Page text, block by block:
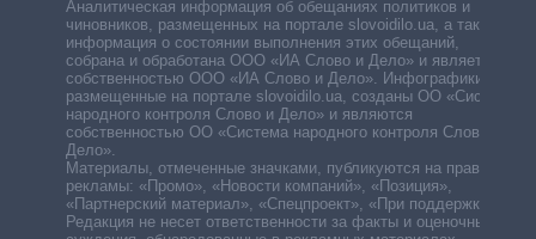
Аналитическая информация об обещаниях политиков и
чиновников, размещенных на портале slovoidilo.ua, а также
информация о состоянии выполнения этих обещаний,
собрана и обработана ООО «ИА Слово и Дело» и является
собственностью ООО «ИА Слово и Дело». Инфографики,
размещенные на портале slovoidilo.ua, созданы ОО «Система
народного контроля Слово и Дело» и являются
собственностью ОО «Система народного контроля Слово и
Дело».
Материалы, отмеченные значками, публикуются на правах
рекламы: «Промо», «Новости компаний», «Позиция»,
«Партнерский материал», «Спецпроект», «При поддержке».
Редакция не несет ответственности за факты и оценочные